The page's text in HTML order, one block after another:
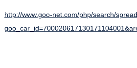
http://www.goo-net.com/php/search/